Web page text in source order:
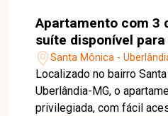
Apartamento com 3
suíte disponível
Santa Mônica em
Santa Mônica -
Localizado no bairro
Uberlândia-MG, o
privilegiada, com fácil